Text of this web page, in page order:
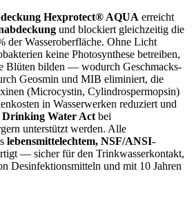
Hexprotect® AQUA erreicht
und blockiert gleichzeitig die
der Wasseroberfläche. Ohne Licht
keine Photosynthese betreiben,
Blüten bilden — wodurch Geschmacks-
Geosmin und MIB eliminiert, die
(Microcystin, Cylindrospermopsin)
in Wasserwerken reduziert und
Drinking Water Act bei
unterstützt werden. Alle
lebensmittelechtem, NSF/ANSI-
— sicher für den Trinkwasserkontakt,
Desinfektionsmitteln und mit 10 Jahren